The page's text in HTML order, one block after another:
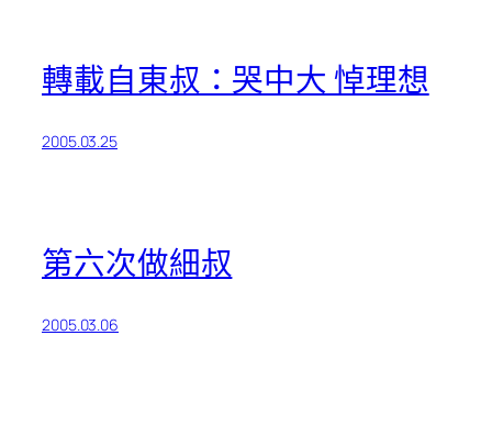
轉載自東叔：哭中大 悼理想
2005.03.25
第六次做細叔
2005.03.06